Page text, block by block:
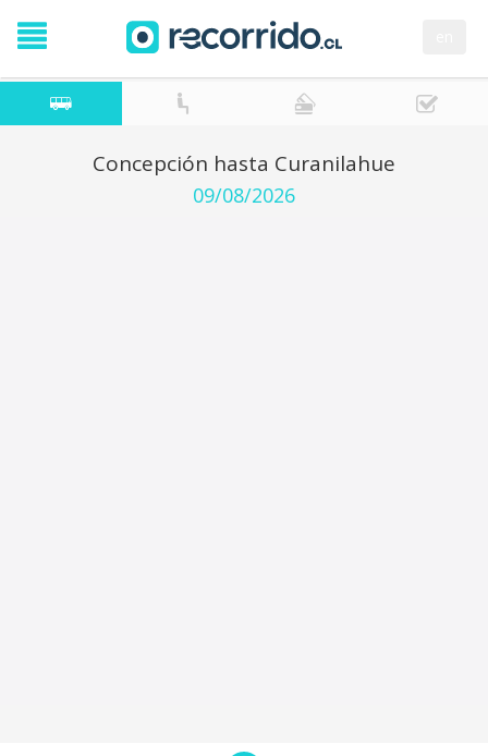
Concepción hasta Curanilahue
09/08/2026